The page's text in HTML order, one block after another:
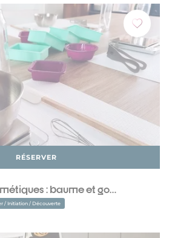
RÉSERVER
: baume et go…
/ Initiation / Découverte